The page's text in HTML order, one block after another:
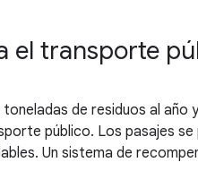
el transporte
de residuos al año
público. Los pasajes
Un sistema de